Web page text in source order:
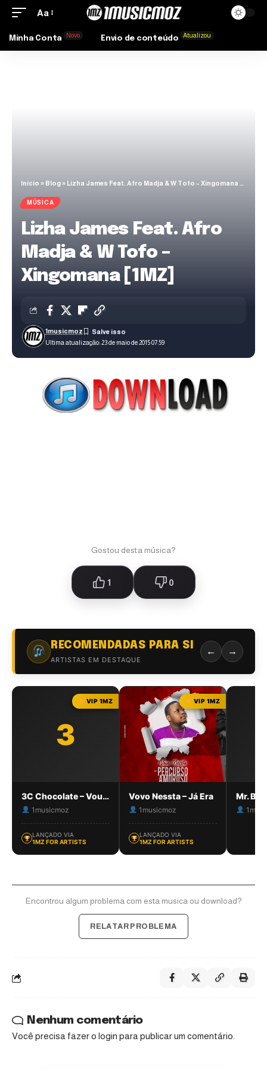
Aa
Minha Conta Novo Envio de conteúdo Atualizou
Início » Blog» Lizha James Feat. Afro Madja & W Tofo – Xingomana [1MZ]
MÚSICA
Lizha James Feat. Afro
Madja & W Tofo –
Xingomana [1MZ]
Ultima atualização: 23 de maio de 2015 07:59
1musicmoz
Gostou desta música?
1 0
RECOMENDADAS PARA SI
ARTISTAS EM DESTAQUE
← →
3
VIP 1MZ
3C Chocolate – Vou dar Amor
1musicmoz
LANÇADO VIA
1MZ FOR ARTISTS
VIP 1MZ
Vovo Nessta – Já Era
1musicmoz
LANÇADO VIA
1MZ FOR ARTISTS
Encontrou algum problema com esta musica ou download?
RELATAR PROBLEMA
Nenhum comentário
Você precisa fazer o login para publicar um comentário.